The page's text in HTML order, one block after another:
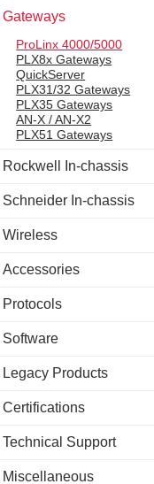
Gateways
ProLinx 4000/5000
PLX8x Gateways
QuickServer
PLX31/32 Gateways
PLX35 Gateways
AN-X / AN-X2
PLX51 Gateways
Rockwell In-chassis
Schneider In-chassis
Wireless
Accessories
Protocols
Software
Legacy Products
Certifications
Technical Support
Miscellaneous